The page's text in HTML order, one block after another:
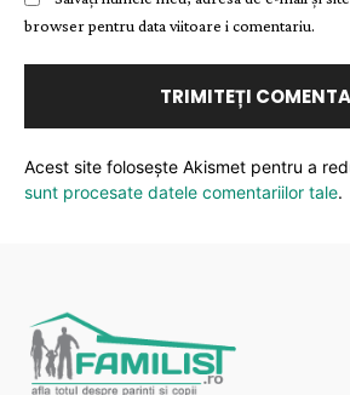
browser pentru data viitoare i comentariu.
Acest site folosește Akismet pentru a
sunt procesate datele comentariilor tale.